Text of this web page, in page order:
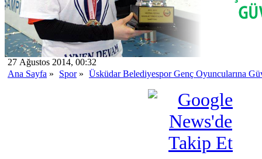
27 Ağustos 2014, 00:32
Ana Sayfa » Spor» Üsküdar Belediyespor Genç Oyuncularına